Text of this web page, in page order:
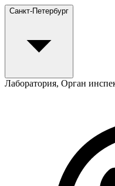
Санкт-Петербург
Лаборатория, Орган